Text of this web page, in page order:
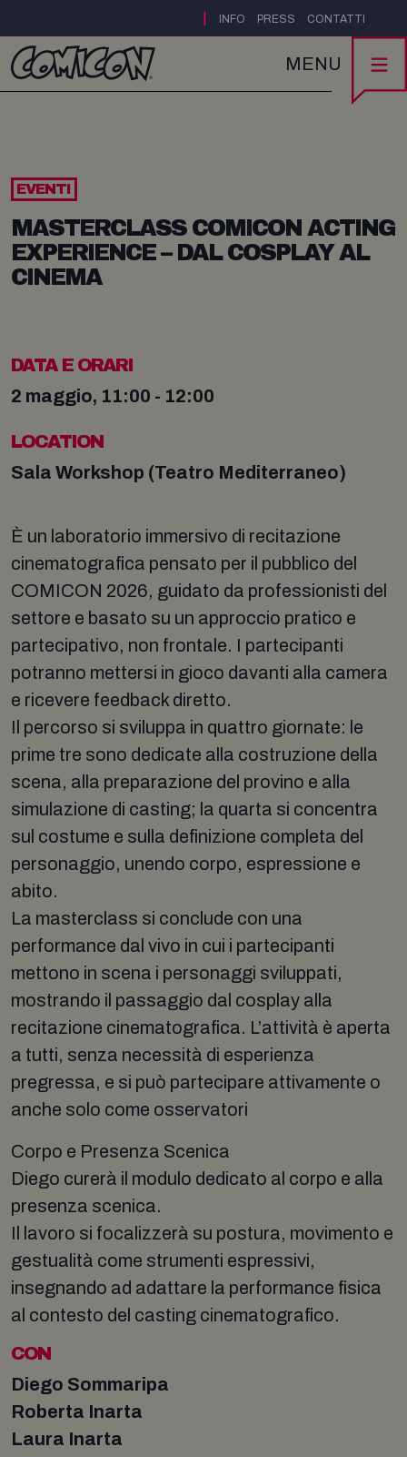
INFO PRESS CONTATTI
MENU
EVENTI
MASTERCLASS COMICON ACTING
EXPERIENCE – DAL COSPLAY AL
CINEMA
DATA E ORARI
2 maggio, 11:00 - 12:00
LOCATION
Sala Workshop (Teatro Mediterraneo)
È un laboratorio immersivo di recitazione
cinematografica pensato per il pubblico del
COMICON 2026, guidato da professionisti del
settore e basato su un approccio pratico e
partecipativo, non frontale. I partecipanti
potranno mettersi in gioco davanti alla camera
e ricevere feedback diretto.
Il percorso si sviluppa in quattro giornate: le
prime tre sono dedicate alla costruzione della
scena, alla preparazione del provino e alla
simulazione di casting; la quarta si concentra
sul costume e sulla definizione completa del
personaggio, unendo corpo, espressione e
abito.
La masterclass si conclude con una
performance dal vivo in cui i partecipanti
mettono in scena i personaggi sviluppati,
mostrando il passaggio dal cosplay alla
recitazione cinematografica. L’attività è aperta
a tutti, senza necessità di esperienza
pregressa, e si può partecipare attivamente o
anche solo come osservatori
Corpo e Presenza Scenica
Diego curerà il modulo dedicato al corpo e alla
presenza scenica.
Il lavoro si focalizzerà su postura, movimento e
gestualità come strumenti espressivi,
insegnando ad adattare la performance fisica
al contesto del casting cinematografico.
CON
Diego Sommaripa
Roberta Inarta
Laura Inarta